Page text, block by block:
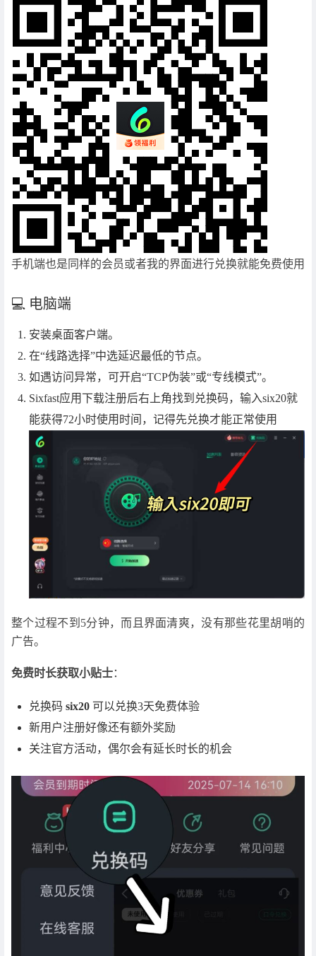
手机端也是同样的会员或者我的界面进行兑换就能免费使用
💻 电脑端
安装桌面客户端。
在“线路选择”中选延迟最低的节点。
如遇访问异常，可开启“TCP伪装”或“专线模式”。
Sixfast应用下载注册后右上角找到兑换码，输入six20就
能获得72小时使用时间，记得先兑换才能正常使用
整个过程不到5分钟，而且界面清爽，没有那些花里胡哨的
广告。
免费时长获取小贴士：
兑换码six20 可以兑换3天免费体验
新用户注册好像还有额外奖励
关注官方活动，偶尔会有延长时长的机会